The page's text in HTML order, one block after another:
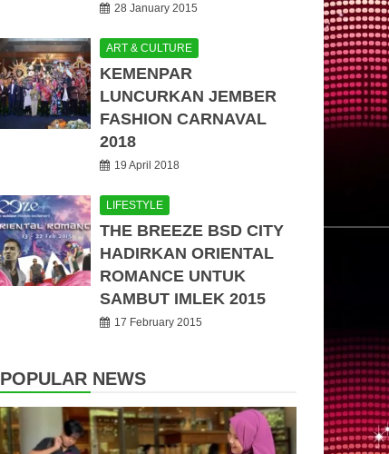
28 January 2015
ART & CULTURE
KEMENPAR
LUNCURKAN JEMBER
FASHION CARNAVAL
2018
19 April 2018
LIFESTYLE
THE BREEZE BSD CITY
HADIRKAN ORIENTAL
ROMANCE UNTUK
SAMBUT IMLEK 2015
17 February 2015
POPULAR NEWS